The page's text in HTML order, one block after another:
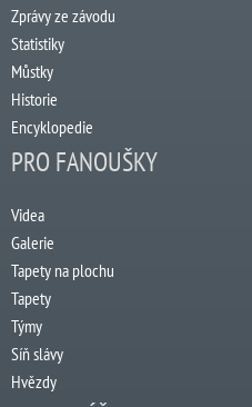
Zprávy ze závodu
Statistiky
Můstky
Historie
Encyklopedie
PRO FANOUŠKY
Videa
Galerie
Tapety na plochu
Tapety
Týmy
Síň slávy
Hvězdy